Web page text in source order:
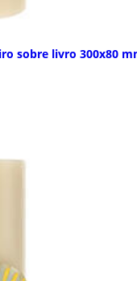
sobre livro 300x80